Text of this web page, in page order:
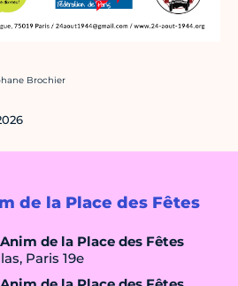
de la Place des Fêtes
de la Place des Fêtes
Paris 19e
Brochier